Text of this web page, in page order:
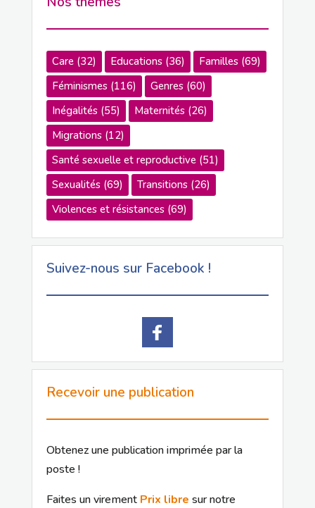
Care(32) Educations(36) Familles(69)
Féminismes(116) Genres(60)
Inégalités(55) Maternités(26)
Migrations(12)
Santé sexuelle et reproductive(51)
Sexualités(69) Transitions(26)
Violences et résistances(69)
Suivez-nous sur Facebook !
Recevoir une publication
Obtenez une publication imprimée par la
poste !
Faites un virement Prix libre sur notre